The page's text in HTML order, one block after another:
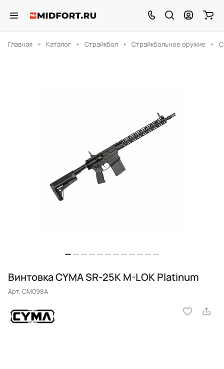
Главная Каталог Страйкбол Страйкбольное оружие
Винтовка CYMA SR-25K M-LOK Platinum
Арт.CM098A